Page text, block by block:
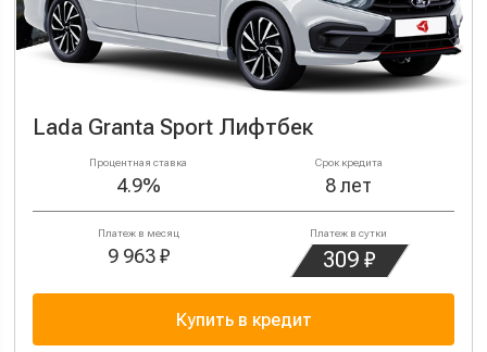
Lada Granta Sport Лифтбек
Процентная ставка
4.9%
Срок кредита
8 лет
Платеж в месяц
9 963 ₽
Платеж в сутки
309 ₽
Купить в кредит